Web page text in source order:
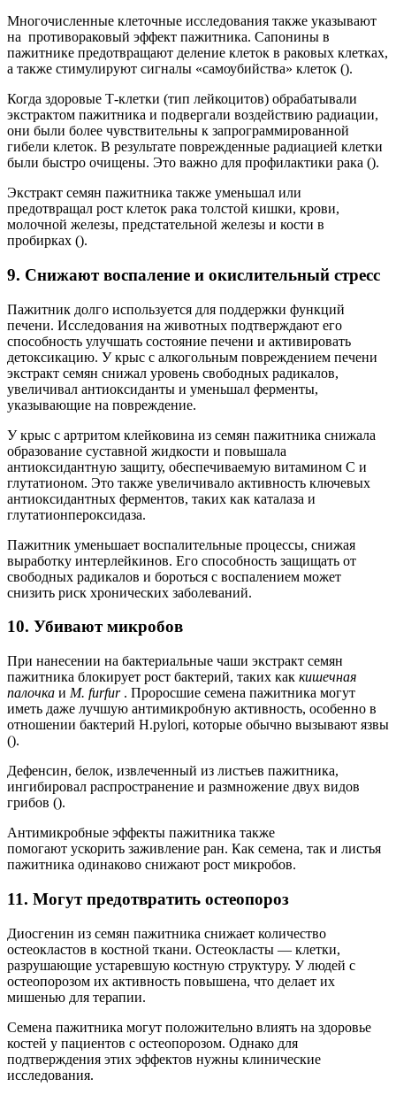
Многочисленные клеточные исследования также указывают
на противораковый эффект пажитника. Сапонины в
пажитнике предотвращают деление клеток в раковых клетках,
а также стимулируют сигналы «самоубийства» клеток ().
Когда здоровые Т-клетки (тип лейкоцитов) обрабатывали
экстрактом пажитника и подвергали воздействию радиации,
они были более чувствительны к запрограммированной
гибели клеток. В результате поврежденные радиацией клетки
были быстро очищены. Это важно для профилактики рака ().
Экстракт семян пажитника также уменьшал или
предотвращал рост клеток рака толстой кишки, крови,
молочной железы, предстательной железы и кости в
пробирках ().
9. Снижают воспаление и окислительный стресс
Пажитник долго используется для поддержки функций
печени. Исследования на животных подтверждают его
способность улучшать состояние печени и активировать
детоксикацию. У крыс с алкогольным повреждением печени
экстракт семян снижал уровень свободных радикалов,
увеличивал антиоксиданты и уменьшал ферменты,
указывающие на повреждение.
У крыс с артритом клейковина из семян пажитника снижала
образование суставной жидкости и повышала
антиоксидантную защиту, обеспечиваемую витамином С и
глутатионом. Это также увеличивало активность ключевых
антиоксидантных ферментов, таких как каталаза и
глутатионпероксидаза.
Пажитник уменьшает воспалительные процессы, снижая
выработку интерлейкинов. Его способность защищать от
свободных радикалов и бороться с воспалением может
снизить риск хронических заболеваний.
10. Убивают микробов
При нанесении на бактериальные чаши экстракт семян
пажитника блокирует рост бактерий, таких как кишечная
палочка и M. furfur. Проросшие семена пажитника могут
иметь даже лучшую антимикробную активность, особенно в
отношении бактерий H.pylori, которые обычно вызывают язвы
().
Дефенсин, белок, извлеченный из листьев пажитника,
ингибировал распространение и размножение двух видов
грибов ().
Антимикробные эффекты пажитника также
помогают ускорить заживление ран. Как семена, так и листья
пажитника одинаково снижают рост микробов.
11. Могут предотвратить остеопороз
Диосгенин из семян пажитника снижает количество
остеокластов в костной ткани. Остеокласты — клетки,
разрушающие устаревшую костную структуру. У людей с
остеопорозом их активность повышена, что делает их
мишенью для терапии.
Семена пажитника могут положительно влиять на здоровье
костей у пациентов с остеопорозом. Однако для
подтверждения этих эффектов нужны клинические
исследования.